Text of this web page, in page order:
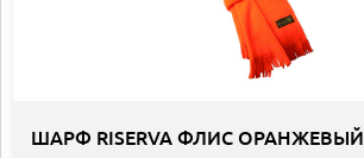
ШАРФ RISERVA ФЛИС ОРАНЖЕВЫЙ